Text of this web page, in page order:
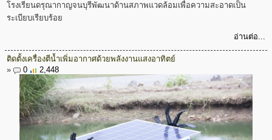
โรงเรียนดรุณากาญจนบุรีพัฒนาด้านสภาพแวดล้อมเพื่อความสะอาดเป็น
ระเบียบเรียบร้อย
อ่านต่อ...
ติดตั้งเครื่องตีน้ำเพิ่มอากาศด้วยพลังงานแสงอาทิตย์
»
0 2,448